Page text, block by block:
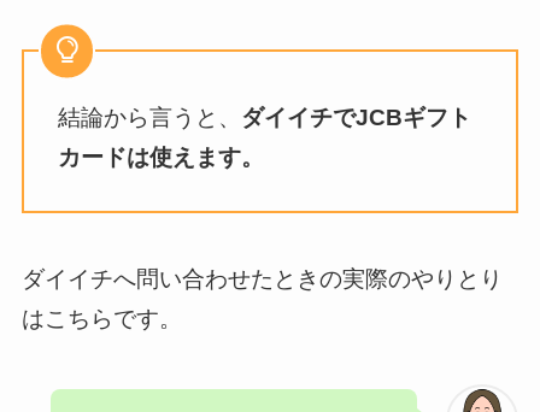
結論から言うと、 ダイイチでJCBギフト
カードは使えます。
ダイイチへ問い合わせたときの実際のやりとり
はこちらです。